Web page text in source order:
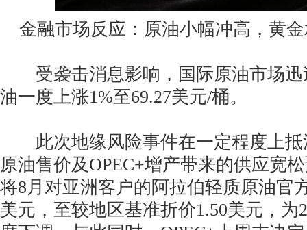
金融市场反应：原油小幅冲高，黄
受袭击消息影响，国际原油市场迅
油一度上涨1%至69.27美元/桶。
此次地缘风险事件在一定程度上抵
原油售价及OPEC+增产带来的供应宽
将8月对亚洲客户的阿拉伯轻质原油官
美元，至较地区基准折价1.50美元，为